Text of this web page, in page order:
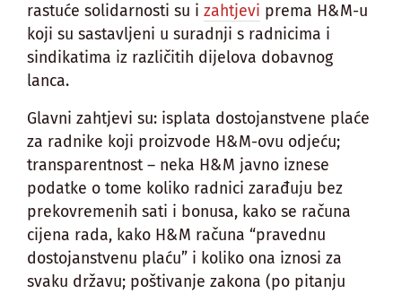
rastuće solidarnosti su i zahtjevi prema H&M-u
koji su sastavljeni u suradnji s radnicima i
sindikatima iz različitih dijelova dobavnog
lanca.
Glavni zahtjevi su: isplata dostojanstvene plaće
za radnike koji proizvode H&M-ovu odjeću;
transparentnost – neka H&M javno iznese
podatke o tome koliko radnici zarađuju bez
prekovremenih sati i bonusa, kako se računa
cijena rada, kako H&M računa “pravednu
dostojanstvenu plaću” i koliko ona iznosi za
svaku državu; poštivanje zakona (po pitanju